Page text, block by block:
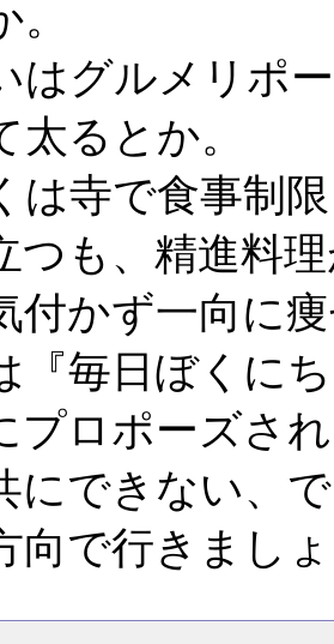
はグルメリポ
太るとか。
は寺で食事制
つも、精進料
付かず一向に
『毎日ぼくに
プロポーズさ
にできない、
向で行きまし